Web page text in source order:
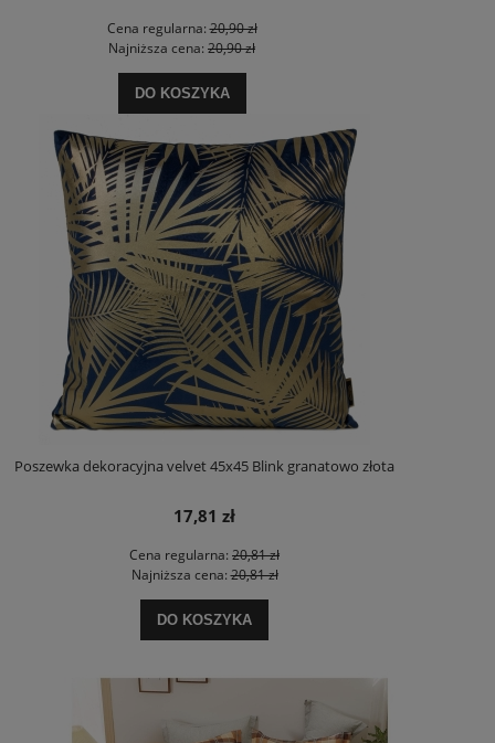
Cena regularna:20,90 zł
Najniższa cena: 20,90 zł
DO KOSZYKA
Poszewka dekoracyjna velvet 45x45 Blink granatowo złota
17,81 zł
Cena regularna: 20,81 zł
Najniższa cena:20,81 zł
DO KOSZYKA